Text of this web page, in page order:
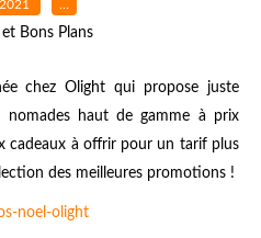
…
et Bons Plans
chez Olight qui propose juste
nomades haut de gamme à prix
cadeaux à offrir pour un tarif plus
des meilleures promotions !